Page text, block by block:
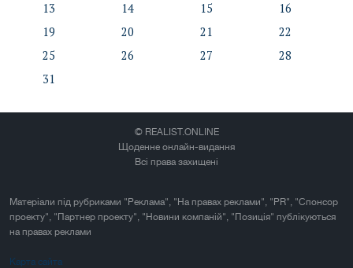
13
14 15
16
19
20 21
22
25
26 27
28
31
© REALIST.ONLINE
Щоденне онлайн-видання
Всі права захищені
Матеріали під рубриками "Реклама", "На правах реклами", "PR", "Спонсор
проекту", "Партнер проекту", "Новини компаній", "Позиція" публікуються
на правах реклами
Карта сайта